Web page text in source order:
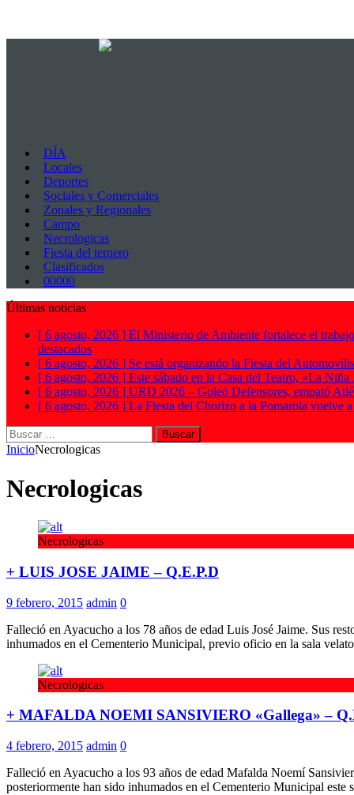
DÍA
Locales
Deportes
Sociales y Comerciales
Zonales y Regionales
Campo
Necrologicas
Fiesta del ternero
Clasificados
00000
Últimas noticias
[ 6 agosto, 2026 ] El Ministerio de Ambiente fortalece el
destacados
[ 6 agosto, 2026 ] Se está organizando la Fiesta del
[ 6 agosto, 2026 ] Este sábado en la Casa del Teatro, «La
[ 6 agosto, 2026 ] URD 2026 – Goleó Defensores, empató
[ 6 agosto, 2026 ] La Fiesta del Chorizo a la Pomarola vuelve
Buscar:
InicioNecrologicas
Necrologicas
Necrologicas
+ LUIS JOSE JAIME – Q.E.P.D
9 febrero, 2015 admin 0
Falleció en Ayacucho a los 78 años de edad Luis José Jaime. Sus
inhumados en el Cementerio Municipal, previo oficio en la sala
Necrologicas
+ MAFALDA NOEMI SANSIVIERO «Gallega» –
4 febrero, 2015 admin 0
Falleció en Ayacucho a los 93 años de edad Mafalda Noemí
posteriormente han sido inhumados en el Cementerio Municipal este